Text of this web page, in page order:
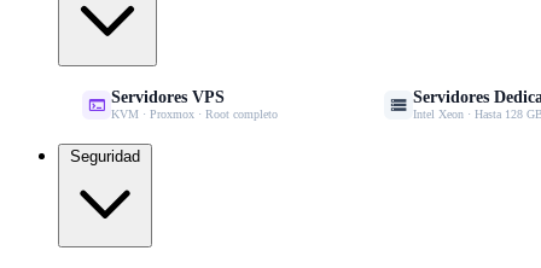
 Servidores VPS
KVM · Proxmox · Root completo  Servidores
Intel Xeon · Hasta 128
Seguridad